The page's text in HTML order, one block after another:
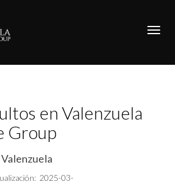
en Valenzuela
Group
2025-03-